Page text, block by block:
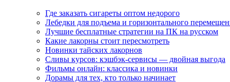
Где заказать сигареты оптом недорого
Лебедки для подъема и горизонтального
Лучшие бесплатные стратегии на ПК на русском
Какие лакорны стоит пересмотреть
Новинки тайских лакорнов
Сливы курсов: кэшбэк-сервисы — двойная выгода
Фильмы онлайн: классика и новинки
Дорамы для тех, кто только начинает